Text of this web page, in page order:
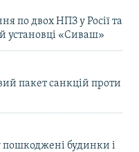
по двох НПЗ у Росії та
установці «Сиваш»
пакет санкцій проти
будинки і